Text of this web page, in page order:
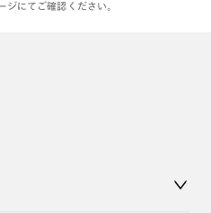
ジにてご確認ください。